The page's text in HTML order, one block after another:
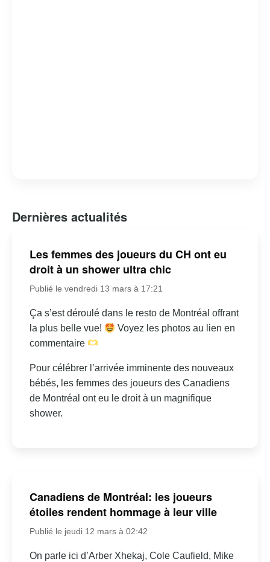
Dernières actualités
Les femmes des joueurs du CH ont eu
droit à un shower ultra chic
Publié le vendredi 13 mars à 17:21
Ça s’est déroulé dans le resto de Montréal offrant
la plus belle vue!
Voyez les photos au lien en
commentaire
Pour célébrer l’arrivée imminente des nouveaux
bébés, les femmes des joueurs des Canadiens
de Montréal ont eu le droit à un magnifique
shower.
Canadiens de Montréal: les joueurs
étoiles rendent hommage à leur ville
Publié le jeudi 12 mars à 02:42
On parle ici d’Arber Xhekaj, Cole Caufield, Mike